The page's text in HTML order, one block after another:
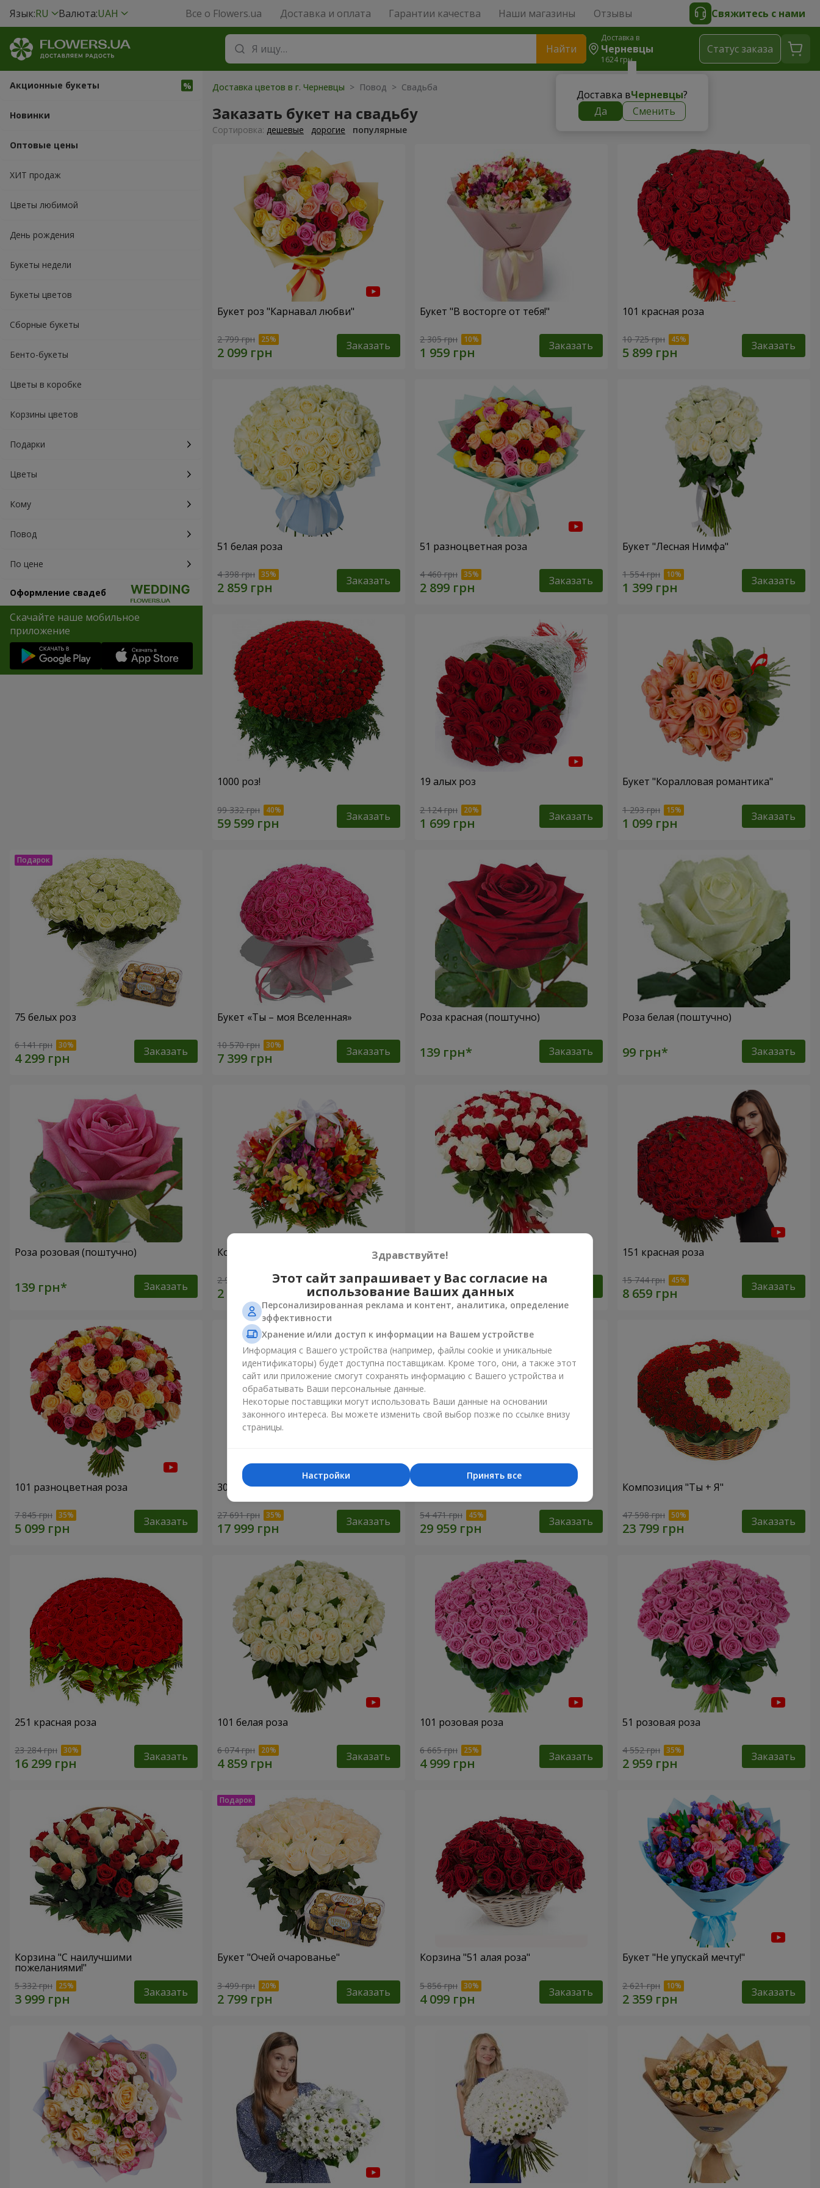
Язык:RU Валюта:UAH Все о Flowers.ua Доставка и оплата Гарантии качества Наши магазины Отзывы Свяжитесь с нами
Найти
Доставка в
Черневцы
1624 грн
Доставка вЧерневцы?
Да
Сменить
Cтатус заказа
Акционные букеты
Новинки
Оптовые цены
ХИТ продаж
Цветы любимой
День рождения
Букеты недели
Букеты цветов
Сборные букеты
Бенто-букеты
Цветы в коробке
Корзины цветов
Подарки
Цветы
Кому
Повод
По цене
Оформление свадеб
Скачайте наше мобильное
приложение
Доставка цветов в г. Черневцы > Повод > Свадьба
Заказать букет на свадьбу
Cортировка: дешевые дорогие популярные
Букет роз "Карнавал любви"
2 799 грн Заказать
Букет "В восторге от тебя!"
2 305 грн Заказать
101 красная роза
10 725 грн Заказать
51 белая роза
4 398 грн Заказать
51 разноцветная роза
4 460 грн Заказать
Букет "Лесная Нимфа"
1 554 грн Заказать
1000 роз!
99 332 грн Заказать
19 алых роз
2 124 грн Заказать
Букет "Коралловая романтика"
1 293 грн Заказать
75 белых роз
6 141 грн Заказать
Букет «Ты – моя Вселенная»
10 570 грн Заказать
Роза красная (поштучно)
Заказать
Роза белая (поштучно)
Заказать
Роза розовая (поштучно)
Заказать
Корзина альстромерий "Акварель"
2 940 грн Заказать
101 красная и белая роза
5 954 грн
151 красная роза
15 744 грн Заказать
101 разноцветная роза
7 845 грн Заказать
301 красная роза
27 691 грн Заказать
501 красная роза
54 471 грн Заказать
Композиция "Ты + Я"
47 598 грн Заказать
251 красная роза
23 284 грн Заказать
101 белая роза
6 074 грн Заказать
101 розовая роза
6 665 грн Заказать
51 розовая роза
4 552 грн Заказать
Корзина "С наилучшими
пожеланиями!"
5 332 грн Заказать
Букет "Очей очарованье"
3 499 грн Заказать
Корзина "51 алая роза"
5 856 грн Заказать
Букет "Не упускай мечту!"
2 621 грн Заказать
Здравствуйте!
Этот сайт запрашивает у Вас согласие на
использование Ваших данных
Персонализированная реклама и контент, аналитика, определение
эффективности
Хранение и/или доступ к информации на Вашем устройстве
Информация с Вашего устройства (например, файлы cookie и уникальные
идентификаторы) будет доступна поставщикам. Кроме того, они, а также этот
сайт или приложение смогут сохранять информацию с Вашего устройства и
обрабатывать Ваши персональные данные.
Некоторые поставщики могут использовать Ваши данные на основании
законного интереса. Вы можете изменить свой выбор позже по ссылке внизу
страницы.
Принять все
Настройки